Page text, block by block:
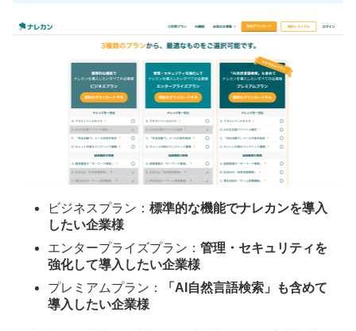
ビジネスプラン： 標準的な機能でナレカンを導入
したい企業様
エンタープライズプラン： 管理・セキュリティを
強化して導入したい企業様
プレミアムプラン：
「AI自然言語検索」も含めて
導入したい企業様